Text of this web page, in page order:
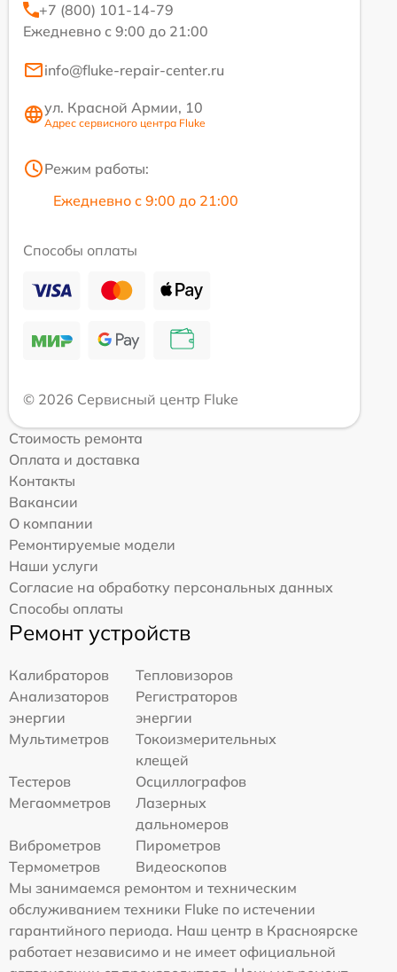
+7 (800) 101-14-79
Ежедневно с 9:00 до 21:00
info@fluke-repair-center.ru
ул. Красной Армии, 10
Адрес сервисного центра Fluke
Режим работы:
Ежедневно с 9:00 до 21:00
Способы оплаты
© 2026 Сервисный центр Fluke
Стоимость ремонта
Оплата и доставка
Контакты
Вакансии
О компании
Ремонтируемые модели
Наши услуги
Согласие на обработку персональных данных
Способы оплаты
Ремонт устройств
Калибраторов
Тепловизоров
Анализаторов
энергии
Регистраторов
энергии
Мультиметров
Токоизмерительных
клещей
Тестеров
Осциллографов
Мегаомметров
Лазерных
дальномеров
Виброметров
Пирометров
Термометров
Видеоскопов
Мы занимаемся ремонтом и техническим
обслуживанием техники Fluke по истечении
гарантийного периода. Наш центр в Красноярске
работает независимо и не имеет официальной